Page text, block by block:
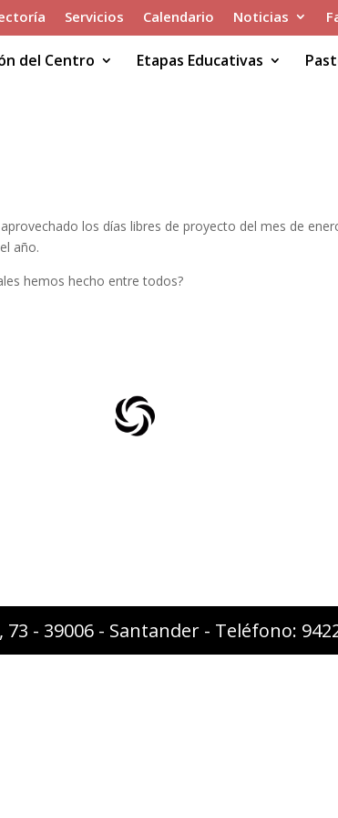
Servicios Calendario Noticias
del Centro Etapas Educativas
los días libres de proyecto del mes de
año.
hemos hecho entre todos?
- 39006 - Santander - Teléfono: